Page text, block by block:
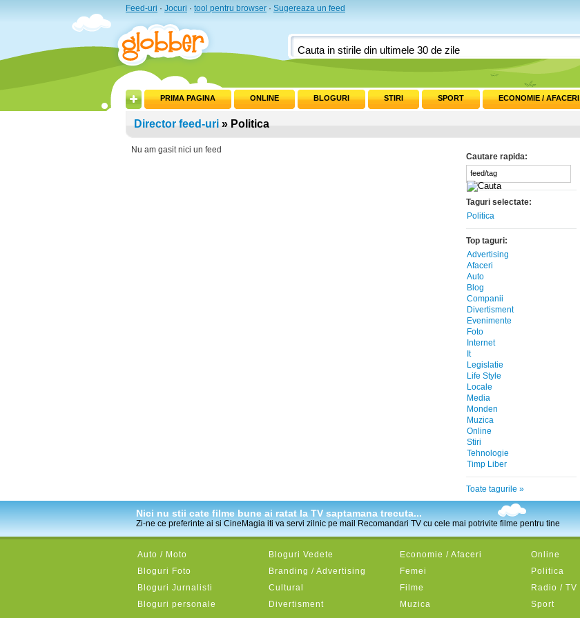
Feed-uri · Jocuri · tool pentru browser · Sugereaza un feed
PRIMA PAGINA ONLINE BLOGURI STIRI SPORT ECONOMIE / AFACERI
Director feed-uri » Politica
Cautare rapida:
Taguri selectate:
Politica
Top taguri:
Advertising
Afaceri
Auto
Blog
Companii
Divertisment
Evenimente
Foto
Internet
It
Legislatie
Life Style
Locale
Media
Monden
Muzica
Online
Stiri
Tehnologie
Timp Liber
Toate tagurile »
Nu am gasit nici un feed
Nici nu stii cate filme bune ai ratat la TV saptamana trecuta...
Zi-ne ce preferinte ai si CineMagia iti va servi zilnic pe mail Recomandari TV cu cele mai potrivite filme pentru tine
Auto / Moto
Bloguri Foto
Bloguri Jurnalisti
Bloguri personale
Bloguri Vedete
Branding / Advertising
Cultural
Divertisment
Economie / Afaceri
Femei
Filme
Muzica
Online
Politica
Radio / TV
Sport